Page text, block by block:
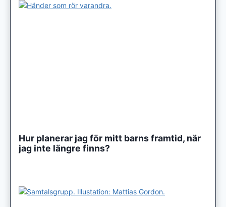
Hur planerar jag för mitt barns framtid, när
jag inte längre finns?